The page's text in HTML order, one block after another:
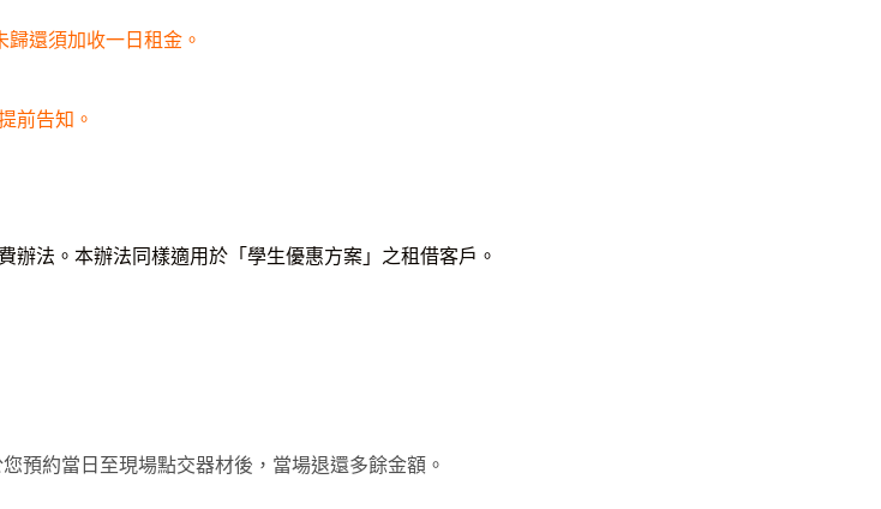
還須加收一日租金。
前告知。
法。本辦法同樣適用於「學生優惠方案」之租借客戶。
預約當日至現場點交器材後，當場退還多餘金額。